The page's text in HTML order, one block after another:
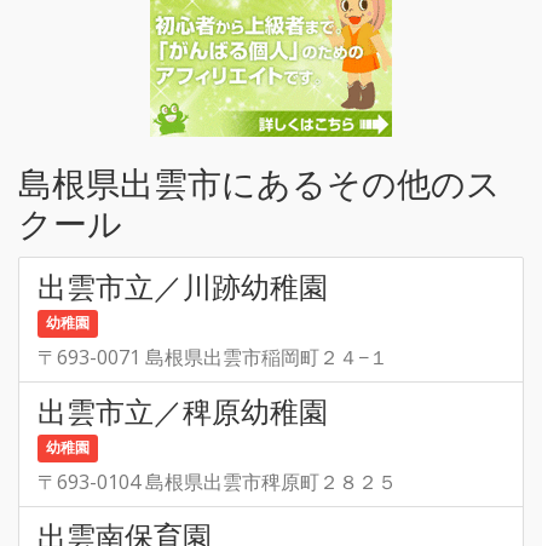
島根県出雲市にあるその他のス
クール
出雲市立／川跡幼稚園
幼稚園
〒693-0071 島根県出雲市稲岡町２４−１
出雲市立／稗原幼稚園
幼稚園
〒693-0104 島根県出雲市稗原町２８２５
出雲南保育園